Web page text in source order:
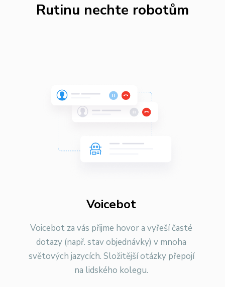
Rutinu nechte robotům
Voicebot
Voicebot za vás přijme hovor a vyřeší časté
dotazy (např. stav objednávky) v mnoha
světových jazycích. Složitější otázky přepojí
na lidského kolegu.